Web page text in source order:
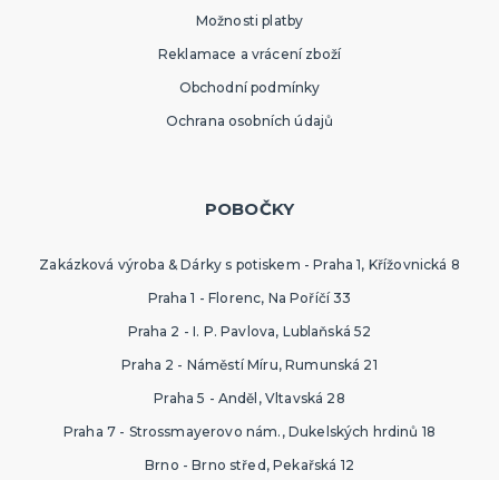
Možnosti platby
Reklamace a vrácení zboží
Obchodní podmínky
Ochrana osobních údajů
POBOČKY
Zakázková výroba & Dárky s potiskem - Praha 1, Křížovnická 8
Praha 1 - Florenc, Na Poříčí 33
Praha 2 - I. P. Pavlova, Lublaňská 52
Praha 2 - Náměstí Míru, Rumunská 21
Praha 5 - Anděl, Vltavská 28
Praha 7 - Strossmayerovo nám., Dukelských hrdinů 18
Brno - Brno střed, Pekařská 12